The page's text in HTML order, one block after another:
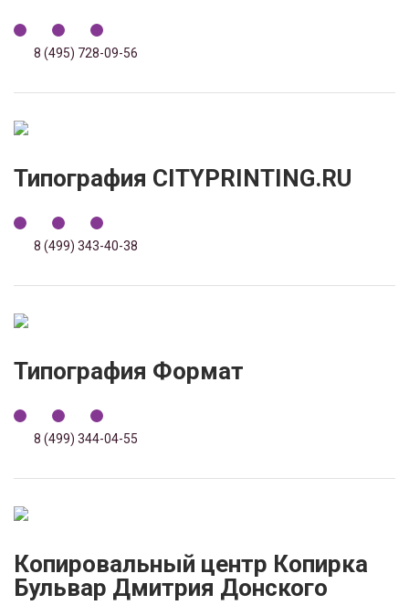
8 (495) 728-09-56
Типография CITYPRINTING.RU
8 (499) 343-40-38
Типография Формат
8 (499) 344-04-55
Копировальный центр Копирка
Бульвар Дмитрия Донского